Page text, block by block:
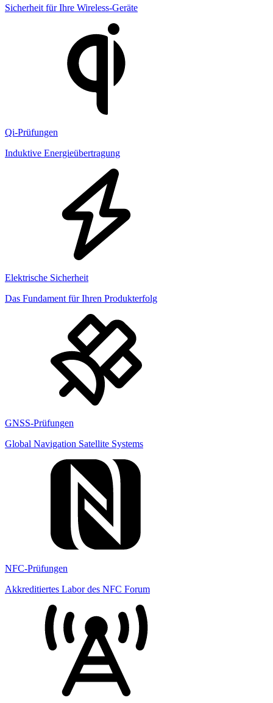
Sicherheit für Ihre Wireless-Geräte
Qi-Prüfungen
Induktive Energieübertragung
Elektrische Sicherheit
Das Fundament für Ihren Produkterfolg
GNSS-Prüfungen
Global Navigation Satellite Systems
NFC-Prüfungen
Akkreditiertes Labor des NFC Forum